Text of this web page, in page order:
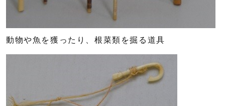
動物や魚を獲ったり、根菜類を掘る道具